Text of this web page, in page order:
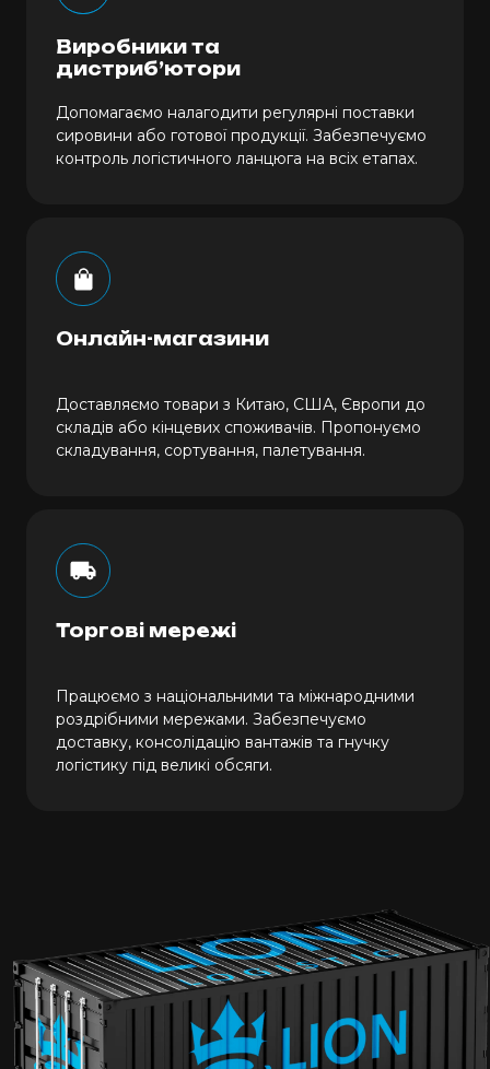
Виробники та
дистриб’ютори
Допомагаємо налагодити регулярні поставки
сировини або готової продукції. Забезпечуємо
контроль логістичного ланцюга на всіх етапах.
Онлайн-магазини
Доставляємо товари з Китаю, США, Європи до
складів або кінцевих споживачів. Пропонуємо
складування, сортування, палетування.
Торгові мережі
Працюємо з національними та міжнародними
роздрібними мережами. Забезпечуємо
доставку, консолідацію вантажів та гнучку
логістику під великі обсяги.